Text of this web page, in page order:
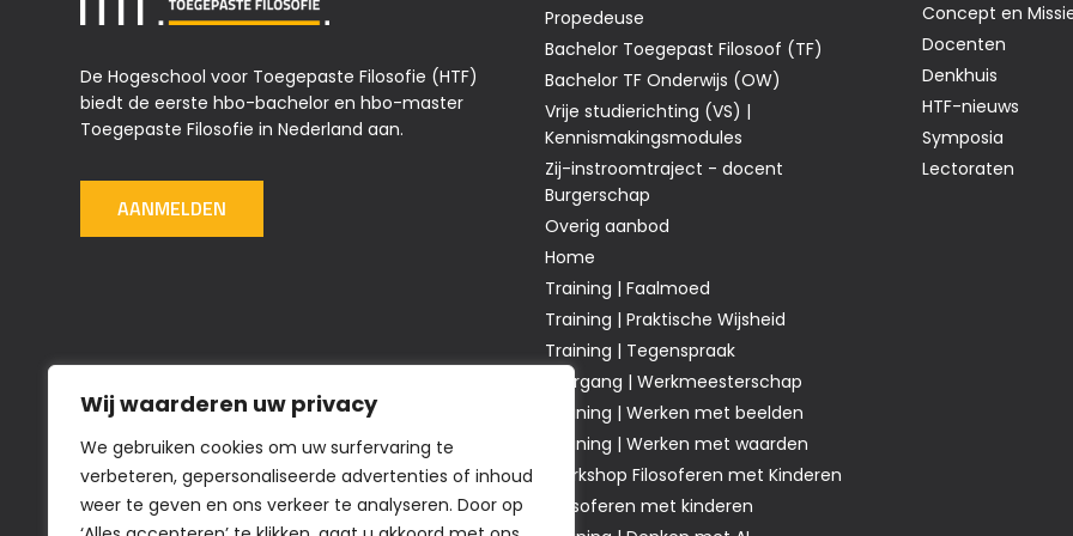
Wij waarderen uw privacy
We gebruiken cookies om uw surfervaring te
verbeteren, gepersonaliseerde advertenties of inhoud
weer te geven en ons verkeer te analyseren. Door op
De Hogeschool voor Toegepaste Filosofie (HTF)
biedt de eerste hbo-bachelor en hbo-master
Toegepaste Filosofie in Nederland aan.
AANMELDEN
Propedeuse
Bachelor Toegepast Filosoof (TF)
Bachelor TF Onderwijs (OW)
Vrije studierichting (VS) |
Kennismakingsmodules
Zij-instroomtraject - docent
Burgerschap
Overig aanbod
Home
Training | Faalmoed
Training | Praktische Wijsheid
Training | Tegenspraak
Leergang | Werkmeesterschap
Training | Werken met beelden
Training | Werken met waarden
Workshop Filosoferen met Kinderen
Filosoferen met kinderen
Concept en
Docenten
Denkhuis
HTF-nieuws
Symposia
Lectoraten